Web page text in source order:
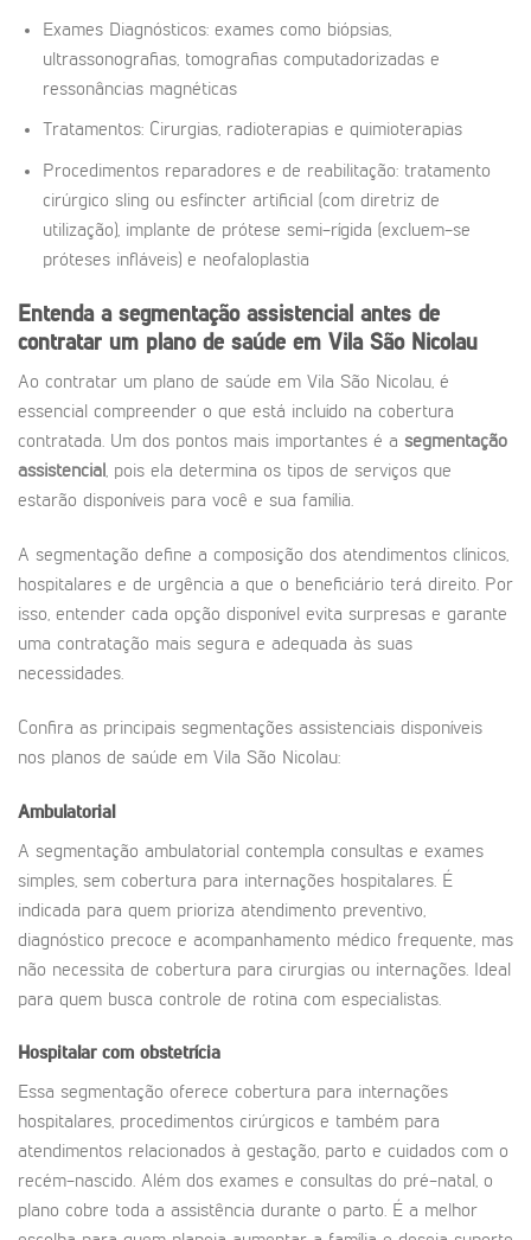
Exames Diagnósticos: exames como biópsias,
ultrassonografias, tomografias computadorizadas e
ressonâncias magnéticas
Tratamentos: Cirurgias, radioterapias e quimioterapias
Procedimentos reparadores e de reabilitação: tratamento
cirúrgico sling ou esfíncter artificial (com diretriz de
utilização), implante de prótese semi-rígida (excluem-se
próteses infláveis) e neofaloplastia
Entenda a segmentação assistencial antes de
contratar um plano de saúde em Vila São Nicolau
Ao contratar um plano de saúde em Vila São Nicolau, é
essencial compreender o que está incluído na cobertura
contratada. Um dos pontos mais importantes é a segmentação
assistencial, pois ela determina os tipos de serviços que
estarão disponíveis para você e sua família.
A segmentação define a composição dos atendimentos clínicos,
hospitalares e de urgência a que o beneficiário terá direito. Por
isso, entender cada opção disponível evita surpresas e garante
uma contratação mais segura e adequada às suas
necessidades.
Confira as principais segmentações assistenciais disponíveis
nos planos de saúde em Vila São Nicolau:
Ambulatorial
A segmentação ambulatorial contempla consultas e exames
simples, sem cobertura para internações hospitalares. É
indicada para quem prioriza atendimento preventivo,
diagnóstico precoce e acompanhamento médico frequente, mas
não necessita de cobertura para cirurgias ou internações. Ideal
para quem busca controle de rotina com especialistas.
Hospitalar com obstetrícia
Essa segmentação oferece cobertura para internações
hospitalares, procedimentos cirúrgicos e também para
atendimentos relacionados à gestação, parto e cuidados com o
recém-nascido. Além dos exames e consultas do pré-natal, o
plano cobre toda a assistência durante o parto. É a melhor